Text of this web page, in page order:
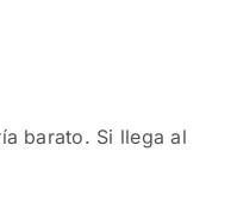
barato. Si llega al